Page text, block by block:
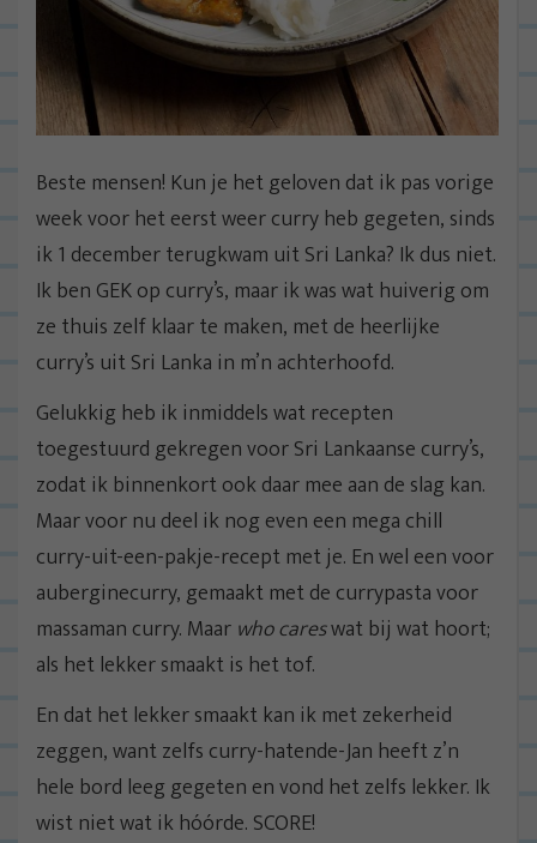
Beste mensen! Kun je het geloven dat ik pas vorige
week voor het eerst weer curry heb gegeten, sinds
ik 1 december terugkwam uit Sri Lanka? Ik dus niet.
Ik ben GEK op curry’s, maar ik was wat huiverig om
ze thuis zelf klaar te maken, met de heerlijke
curry’s uit Sri Lanka in m’n achterhoofd.
Gelukkig heb ik inmiddels wat recepten
toegestuurd gekregen voor Sri Lankaanse curry’s,
zodat ik binnenkort ook daar mee aan de slag kan.
Maar voor nu deel ik nog even een mega chill
curry-uit-een-pakje-recept met je. En wel een voor
auberginecurry, gemaakt met de currypasta voor
massaman curry. Maar who careswat bij wat hoort;
als het lekker smaakt is het tof.
En dat het lekker smaakt kan ik met zekerheid
zeggen, want zelfs curry-hatende-Jan heeft z’n
hele bord leeg gegeten en vond het zelfs lekker. Ik
wist niet wat ik hóórde. SCORE!